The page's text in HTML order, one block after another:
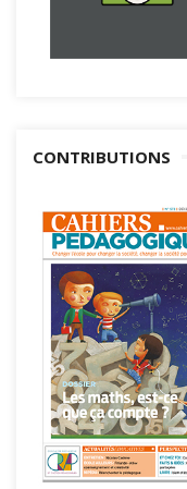
CONTRIBUTIONS